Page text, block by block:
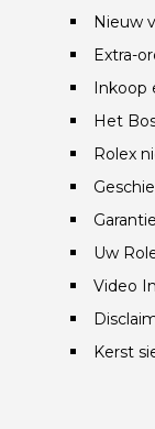
Nieuw
Extra-
Inkoop
Het
Rolex
Garantie
Uw
Video
Kerst